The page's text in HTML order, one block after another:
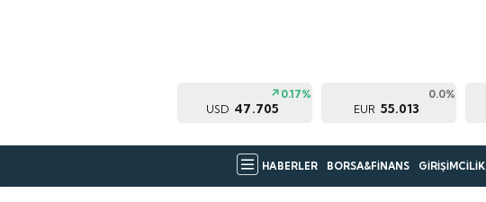
USD 47.705
0.17%
EUR 55.013
0.0%
HABERLER BORSA&FİNANS GİRİŞİMCİLİK